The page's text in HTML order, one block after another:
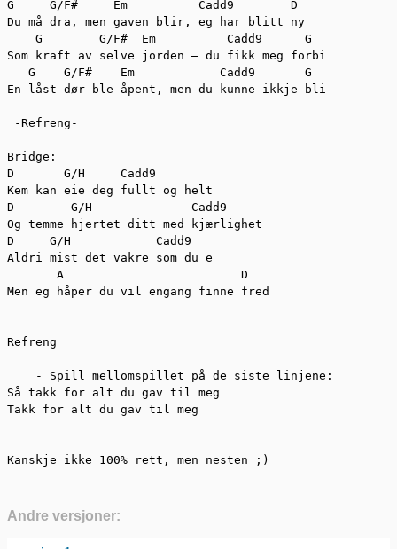
G     G/F#     Em          Cadd9        D
Du må dra, men gaven blir, eg har blitt ny
    G        G/F#  Em          Cadd9      G
Som kraft av selve jorden – du fikk meg forbi
   G    G/F#    Em            Cadd9       G
En låst dør ble åpent, men du kunne ikkje bli
-Refreng-
Bridge:
D       G/H     Cadd9
Kem kan eie deg fullt og helt
D        G/H              Cadd9
Og temme hjertet ditt med kjærlighet
D     G/H            Cadd9
Aldri mist det vakre som du e
       A                         D
Men eg håper du vil engang finne fred
Refreng
    - Spill mellomspillet på de siste linjene:
Så takk for alt du gav til meg
Takk for alt du gav til meg
Kanskje ikke 100% rett, men nesten ;)
Andre versjoner: